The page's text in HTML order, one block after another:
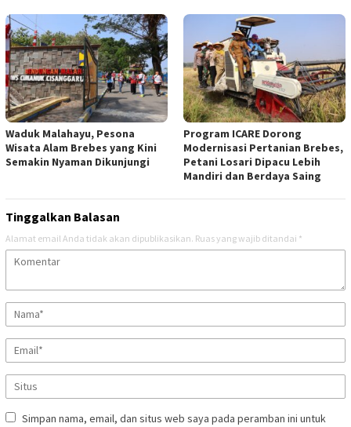
Waduk Malahayu, Pesona
Wisata Alam Brebes yang Kini
Semakin Nyaman Dikunjungi
Program ICARE Dorong
Modernisasi Pertanian Brebes,
Petani Losari Dipacu Lebih
Mandiri dan Berdaya Saing
Tinggalkan Balasan
Alamat email Anda tidak akan dipublikasikan. Ruas yang wajib ditandai *
Simpan nama, email, dan situs web saya pada peramban ini untuk